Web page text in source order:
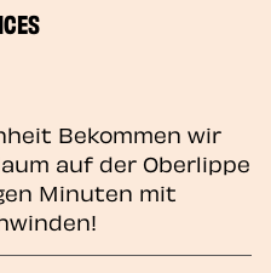
Bekommen wir
auf der Oberlippe
Minuten mit